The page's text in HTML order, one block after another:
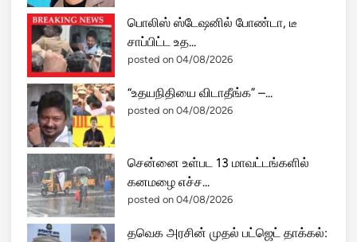
பொலிஸ் ஸ்டேஷனில் போண்டா, டீ
சாப்பிட்ட உத...
posted on 04/08/2026
“உதயநிதியை விடாதீங்க” –...
posted on 04/08/2026
சென்னை உள்பட 13 மாவட்டங்களில்
கனமழை எச்ச...
posted on 04/08/2026
தவெக அரசின் முதல் பட்ஜெட் தாக்கல்: